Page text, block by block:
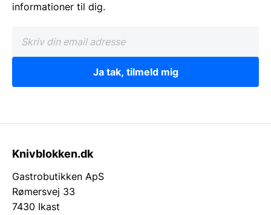
informationer til dig.
Ja tak, tilmeld mig
Knivblokken.dk
Gastrobutikken ApS
Rømersvej 33
7430 Ikast